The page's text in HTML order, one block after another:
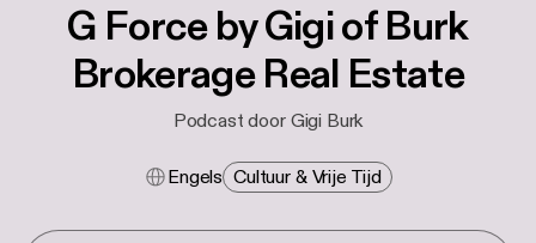
G Force by Gigi of Burk
Brokerage Real Estate
Podcast door Gigi Burk
Engels Cultuur & Vrije Tijd